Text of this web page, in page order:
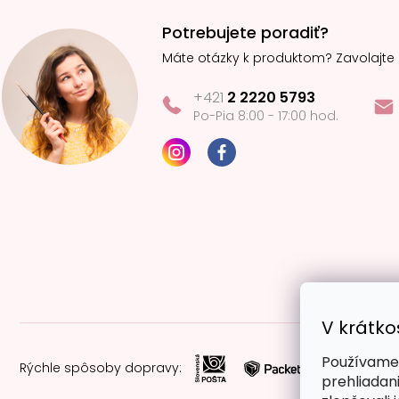
V
Potrebujete poradiť?
Máte otázky k produktom? Zavolajte
+421 2 2220 5793
Po-Pia 8:00 - 17:00 hod.
Rýchle spôsoby dopravy: